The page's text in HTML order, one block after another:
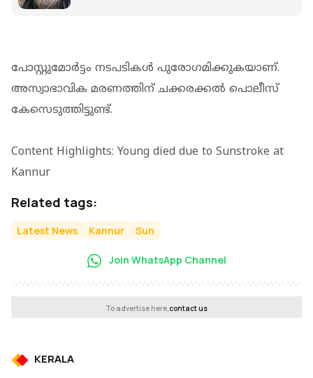
പോസ്റ്റുമോര്‍ട്ടം നടപടികള്‍ പുരോഗമിക്കുകയാണ്.
അസ്വാഭാവിക മരണത്തിന് ചക്കരക്കല്‍ പൊലീസ്
കേസെടുത്തിട്ടുണ്ട്.
Content Highlights: Young died due to Sunstroke at
Kannur
Related tags:
Latest News Kannur Sun
Join WhatsApp Channel
To advertise here,contact us
KERALA